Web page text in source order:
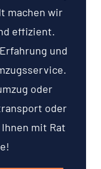
machen wir
effizient.
und
oder
oder
mit Rat